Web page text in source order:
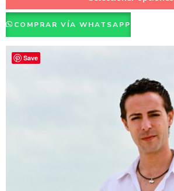
COMPRAR VÍA WHATSAPP
Save